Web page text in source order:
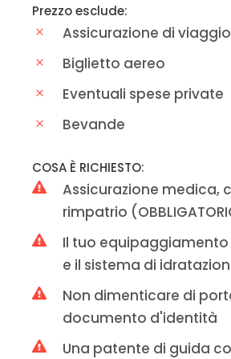
Prezzo esclude:
Assicurazione di
Biglietto aereo
Eventuali spese private
Bevande
COSA È RICHIESTO:
Assicurazione medica,
rimpatrio
Il tuo
e il sistema di
Non dimenticare di
documento d'identità
Una patente di guida